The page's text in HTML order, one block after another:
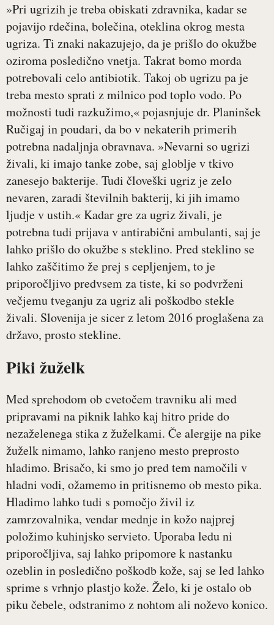
»Pri ugrizih je treba obiskati zdravnika, kadar se
pojavijo rdečina, bolečina, oteklina okrog mesta
ugriza. Ti znaki nakazujejo, da je prišlo do okužbe
oziroma posledično vnetja. Takrat bomo morda
potrebovali celo antibiotik. Takoj ob ugrizu pa je
treba mesto sprati z milnico pod toplo vodo. Po
možnosti tudi razkužimo,« pojasnjuje dr. Planinšek
Ručigaj in poudari, da bo v nekaterih primerih
potrebna nadaljnja obravnava. »Nevarni so ugrizi
živali, ki imajo tanke zobe, saj globlje v tkivo
zanesejo bakterije. Tudi človeški ugriz je zelo
nevaren, zaradi številnih bakterij, ki jih imamo
ljudje v ustih.« Kadar gre za ugriz živali, je
potrebna tudi prijava v antirabični ambulanti, saj je
lahko prišlo do okužbe s steklino. Pred steklino se
lahko zaščitimo že prej s cepljenjem, to je
priporočljivo predvsem za tiste, ki so podvrženi
večjemu tveganju za ugriz ali poškodbo stekle
živali. Slovenija je sicer z letom 2016 proglašena za
državo, prosto stekline.
Piki žuželk
Med sprehodom ob cvetočem travniku ali med
pripravami na piknik lahko kaj hitro pride do
nezaželenega stika z žuželkami. Če alergije na pike
žuželk nimamo, lahko ranjeno mesto preprosto
hladimo. Brisačo, ki smo jo pred tem namočili v
hladni vodi, ožamemo in pritisnemo ob mesto pika.
Hladimo lahko tudi s pomočjo živil iz
zamrzovalnika, vendar mednje in kožo najprej
položimo kuhinjsko servieto. Uporaba ledu ni
priporočljiva, saj lahko pripomore k nastanku
ozeblin in posledično poškodb kože, saj se led lahko
sprime s vrhnjo plastjo kože. Želo, ki je ostalo ob
piku čebele, odstranimo z nohtom ali noževo konico.